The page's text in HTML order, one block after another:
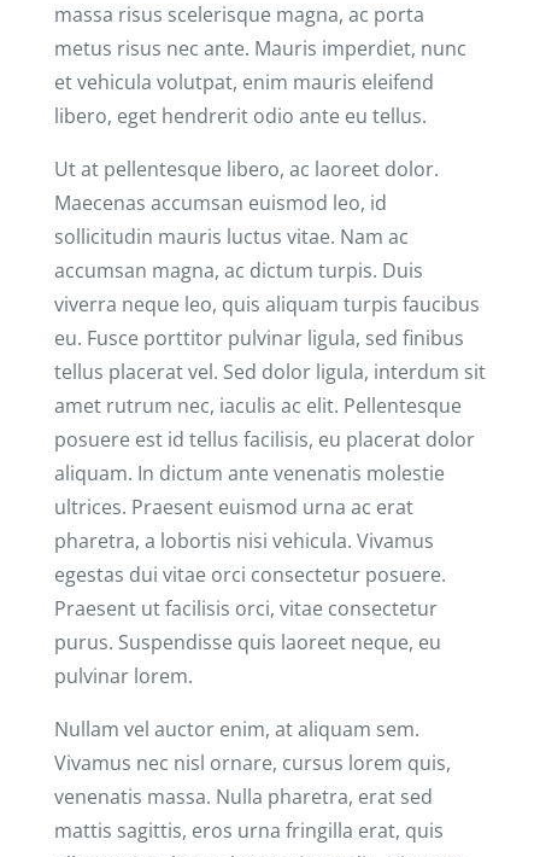
massa risus scelerisque magna, ac porta
metus risus nec ante. Mauris imperdiet, nunc
et vehicula volutpat, enim mauris eleifend
libero, eget hendrerit odio ante eu tellus.
Ut at pellentesque libero, ac laoreet dolor.
Maecenas accumsan euismod leo, id
sollicitudin mauris luctus vitae. Nam ac
accumsan magna, ac dictum turpis. Duis
viverra neque leo, quis aliquam turpis faucibus
eu. Fusce porttitor pulvinar ligula, sed finibus
tellus placerat vel. Sed dolor ligula, interdum sit
amet rutrum nec, iaculis ac elit. Pellentesque
posuere est id tellus facilisis, eu placerat dolor
aliquam. In dictum ante venenatis molestie
ultrices. Praesent euismod urna ac erat
pharetra, a lobortis nisi vehicula. Vivamus
egestas dui vitae orci consectetur posuere.
Praesent ut facilisis orci, vitae consectetur
purus. Suspendisse quis laoreet neque, eu
pulvinar lorem.
Nullam vel auctor enim, at aliquam sem.
Vivamus nec nisl ornare, cursus lorem quis,
venenatis massa. Nulla pharetra, erat sed
mattis sagittis, eros urna fringilla erat, quis